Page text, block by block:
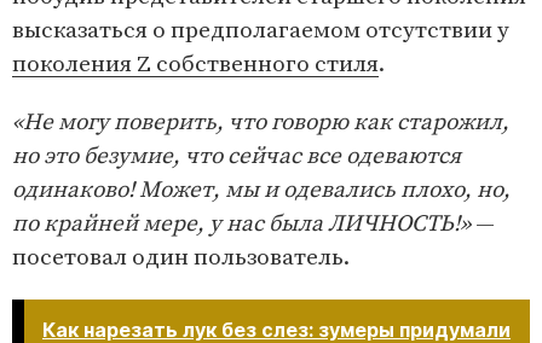
высказаться о предполагаемом отсутствии у
поколения Z собственного стиля.
«Не могу поверить, что говорю как старожил,
но это безумие, что сейчас все одеваются
одинаково! Может, мы и одевались плохо, но,
по крайней мере, у нас была ЛИЧНОСТЬ!»—
посетовал один пользователь.
Как нарезать лук без слез: зумеры придумали